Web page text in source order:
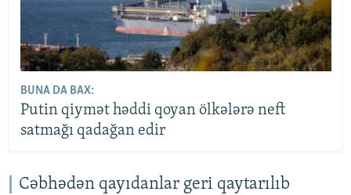
BUNA DA BAX:
Putin qiymət həddi qoyan ölkələrə neft
satmağı qadağan edir
Cəbhədən qayıdanlar geri qaytarılıb